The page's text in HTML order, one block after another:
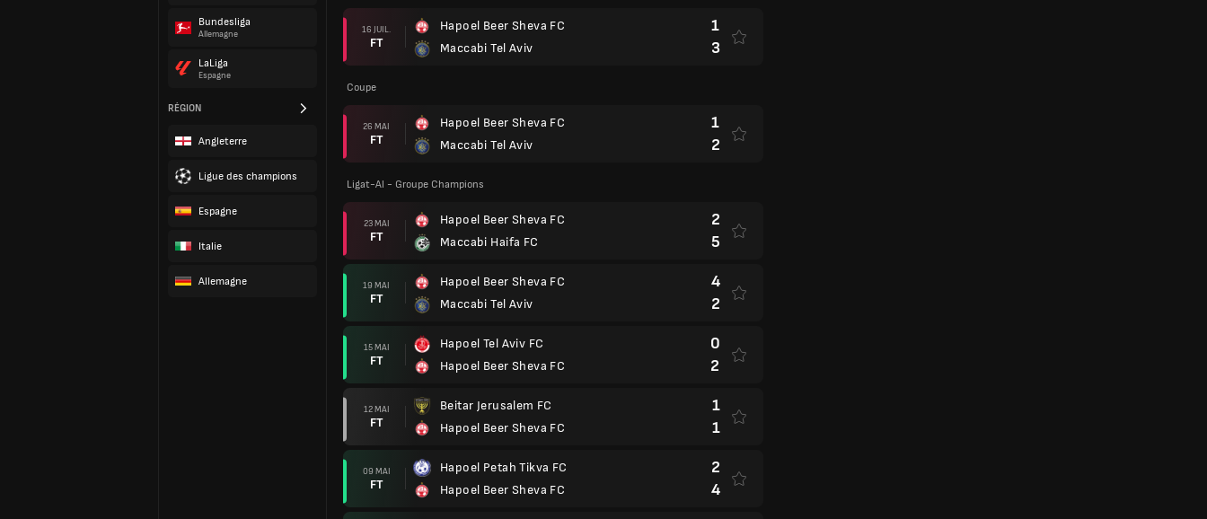
Bundesliga
Allemagne
LaLiga
Espagne
RÉGION
Angleterre
Ligue des champions
Espagne
Italie
Allemagne
16 JUIL.
FT
Hapoel Beer Sheva FC
Maccabi Tel Aviv
1
3
Coupe
26 MAI
FT
Hapoel Beer Sheva FC
Maccabi Tel Aviv
1
2
Ligat-Al - Groupe Champions
23 MAI
FT
Hapoel Beer Sheva FC
Maccabi Haifa FC
2
5
19 MAI
FT
Hapoel Beer Sheva FC
Maccabi Tel Aviv
4
2
15 MAI
FT
Hapoel Tel Aviv FC
Hapoel Beer Sheva FC
0
2
12 MAI
FT
Beitar Jerusalem FC
Hapoel Beer Sheva FC
1
1
09 MAI
FT
Hapoel Petah Tikva FC
Hapoel Beer Sheva FC
2
4